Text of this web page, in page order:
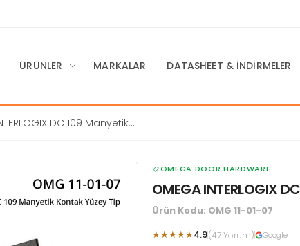
ÜRÜNLER MARKALAR DATASHEET & İNDIRMELER
DC 109 Manyetik
OMEGA DOOR HARDWARE
OMEGA INTERLOGIX
Ürün Kodu: OMG 11-01-07
★★★★★4.9(47 Yorum) Google